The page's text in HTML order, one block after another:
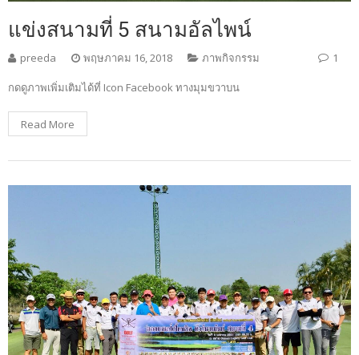
แข่งสนามที่ 5 สนามอัลไพน์
preeda พฤษภาคม 16, 2018 ภาพกิจกรรม 1
กดดูภาพเพิ่มเติมได้ที่ Icon Facebook ทางมุมขวาบน
Read More